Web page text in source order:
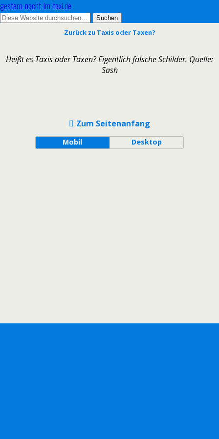
gestern-nacht-im-taxi.de
Zurück zu Taxis oder Taxen?
Heißt es Taxis oder Taxen? Eigentlich falsche Schilder. Quelle:
Sash
Zum Seitenanfang
Mobil Desktop